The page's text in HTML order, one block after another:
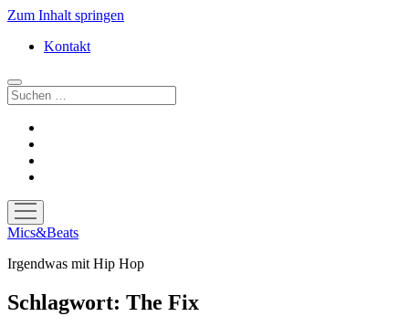
Zum Inhalt springen
Kontakt
Suchen
Menü
öffnen
Mics&Beats
Irgendwas mit Hip Hop
Schlagwort: The Fix